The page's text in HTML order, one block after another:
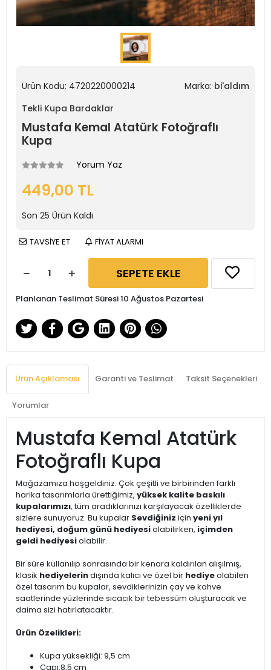
Ürün Kodu: 4720220000214 Marka: bi'aldım
Tekli Kupa Bardaklar
Mustafa Kemal Atatürk Fotoğraflı
Kupa
Yorum Yaz
449,00 TL
Son 25 Ürün Kaldı
TAVSİYE ET FİYAT ALARMI
SEPETE EKLE
Planlanan Teslimat Süresi 10 Ağustos Pazartesi
Ürün Açıklaması Garanti ve Teslimat Taksit Seçenekleri
Yorumlar
Mustafa Kemal Atatürk
Fotoğraflı Kupa
Mağazamıza hoşgeldiniz. Çok çeşitli ve birbirinden farklı
harika tasarımlarla ürettiğimiz, yüksek kalite baskılı
kupalarımızı, tüm aradıklarınızı karşılayacak özelliklerde
sizlere sunuyoruz. Bu kupalar Sevdiğiniz için yeni yıl
hediyesi, doğum günü hediyesiolabilirken, içimden
geldi hediyesiolabilir.
Bir süre kullanılıp sonrasında bir kenara kaldırılan alışılmış,
klasik hediyelerindışında kalıcı ve özel bir hediyeolabilen
özel tasarım bu kupalar, sevdiklerinizin çay ve kahve
saatlerinde yüzlerinde sıcacık bir tebessüm oluşturacak ve
daima sizi hatırlatacaktır.
Ürün Özelikleri:
Kupa yüksekliği: 9,5 cm
Çapı:8,5 cm